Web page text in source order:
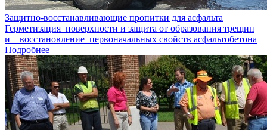
Защитно-восстанавливающие пропитки для асфальта
Герметизация поверхности и защита от образования трещин
и восстановление первоначальных свойств асфальтобетона
Подробнее